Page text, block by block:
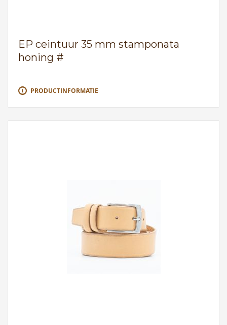
EP ceintuur 35 mm stamponata
honing #
PRODUCTINFORMATIE